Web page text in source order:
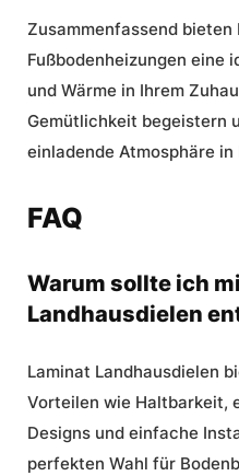
Zusammenfassend
Fußbodenheizungen eine
und Wärme in Ihrem
Gemütlichkeit begeistern
einladende Atmosphäre in
FAQ
Warum sollte ich
Landhausdielen
Laminat Landhausdielen
Vorteilen wie Haltbarkeit,
Designs und einfache
perfekten Wahl für